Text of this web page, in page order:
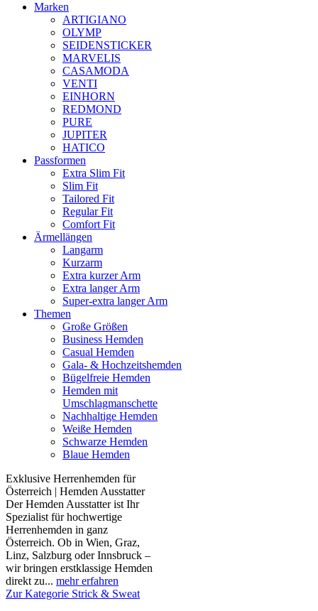
Marken
ARTIGIANO
OLYMP
SEIDENSTICKER
MARVELIS
CASAMODA
VENTI
EINHORN
REDMOND
PURE
JUPITER
HATICO
Passformen
Extra Slim Fit
Slim Fit
Tailored Fit
Regular Fit
Comfort Fit
Ärmellängen
Langarm
Kurzarm
Extra kurzer Arm
Extra langer Arm
Super-extra langer Arm
Themen
Große Größen
Business Hemden
Casual Hemden
Gala- & Hochzeitshemden
Bügelfreie Hemden
Hemden mit
Umschlagmanschette
Nachhaltige Hemden
Weiße Hemden
Schwarze Hemden
Blaue Hemden
Exklusive Herrenhemden für
Österreich | Hemden Ausstatter
Der Hemden Ausstatter ist Ihr
Spezialist für hochwertige
Herrenhemden in ganz
Österreich. Ob in Wien, Graz,
Linz, Salzburg oder Innsbruck –
wir bringen erstklassige Hemden
direkt zu... mehr erfahren
Zur Kategorie Strick & Sweat